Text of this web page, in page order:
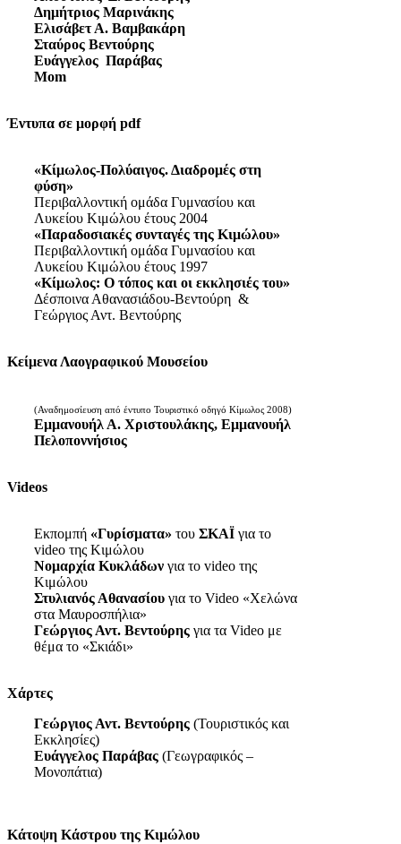
Δημήτριος Μαρινάκης
Ελισάβετ Α. Βαμβακάρη
Σταύρος Βεντούρης
Ευάγγελος Παράβας
Mom
Έντυπα σε μορφή pdf
«Κίμωλος-Πολύαιγος. Διαδρομές στη
φύση»
Περιβαλλοντική ομάδα Γυμνασίου και
Λυκείου Κιμώλου έτους 2004
«Παραδοσιακές συνταγές της Κιμώλου»
Περιβαλλοντική ομάδα Γυμνασίου και
Λυκείου Κιμώλου έτους 1997
«Κίμωλος: Ο τόπος και οι εκκλησιές του»
Δέσποινα Αθανασιάδου-Βεντούρη &
Γεώργιος Αντ. Βεντούρης
Κείμενα Λαογραφικού Μουσείου
(Αναδημοσίευση από έντυπο Τουριστικό οδηγό Κίμωλος 2008)
Εμμανουήλ Α. Χριστουλάκης, Εμμανουήλ
Πελοποννήσιος
Videos
Εκπομπή «Γυρίσματα» του ΣΚΑΪ για το
video της Κιμώλου
Νομαρχία Κυκλάδων για το video της
Κιμώλου
Στυλιανός Αθανασίου για το Video «Χελώνα
στα Μαυροσπήλια»
Γεώργιος Αντ. Βεντούρης για τα Video με
θέμα το «Σκιάδι»
Χάρτες
Γεώργιος Αντ. Βεντούρης (Τουριστικός και
Εκκλησίες)
Ευάγγελος Παράβας (Γεωγραφικός –
Μονοπάτια)
Κάτοψη Κάστρου της Κιμώλου